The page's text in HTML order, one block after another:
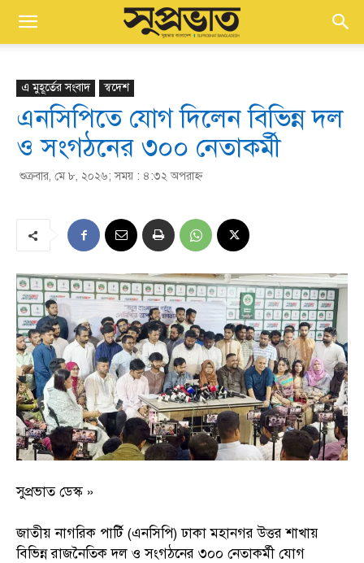
এ মুহূর্তের সংবাদ স্বদেশ
এনসিপিতে যোগ দিলেন বিভিন্ন দল
ও সংগঠনের ৩০০ নেতাকর্মী
শুক্রবার, মে ৮, ২০২৬; সময় : ৪:৩২ অপরাহ্ণ
সুপ্রভাত ডেস্ক »
জাতীয় নাগরিক পার্টি (এনসিপি) ঢাকা মহানগর উত্তর শাখায়
বিভিন্ন রাজনৈতিক দল ও সংগঠনের ৩০০ নেতাকর্মী যোগ